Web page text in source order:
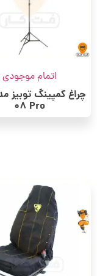
اتمام موجودی
08 Pro